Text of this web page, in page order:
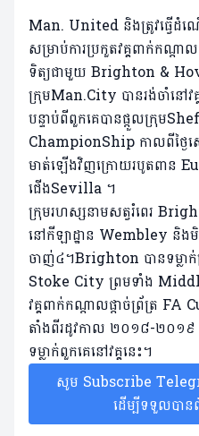
Man. United និងត្រូវធ្វើដំ
សម្រាប់ការប្រកួតវគ្គពាក់កណ្តា
ទិត្យជាមួយ Brighton &
ក្រុមMan.City បានរង់ចាំនៅវ
បន្ទាប់ពី​ពួកគេបានផ្តួលក្រុម
ChampionShip កាលពីថ្ងៃ
មាត់​ឡើងវិញក្រោយរបូតពាន
ជើងSevilla ។
ក្រុមរហស្សនាមសត្វរំពេរ
នៅកីឡាដ្ឋាន Wembley និង
ចាញ់៤។Brighton បានទម្ល
Stoke City ព្រមទាំង
វគ្គពាក់កណ្តាលផ្តាច់ព្រ័ត្រ
តាំងពីរដូវកាល ២០១៨-២០១
ទម្លាក់ពួកគេនៅវគ្គនេះ។
សូម Subscribe
ដើម្បីទទួលបា